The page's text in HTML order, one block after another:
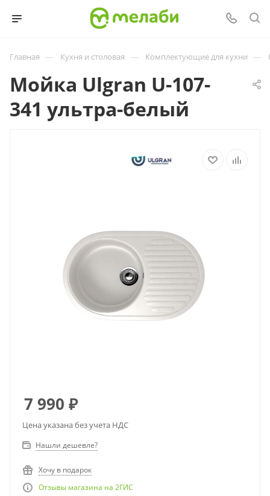
Главная — Кухня и столовая — Комплектующие для кухни —
Мойка Ulgran U-107-
341 ультра-белый
7 990 ₽
Цена указана без учета НДС
Нашли дешевле?
Хочу в подарок
Отзывы магазина на 2ГИС